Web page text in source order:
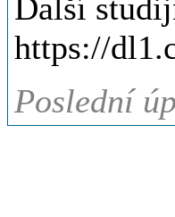
Další
https://
Poslední